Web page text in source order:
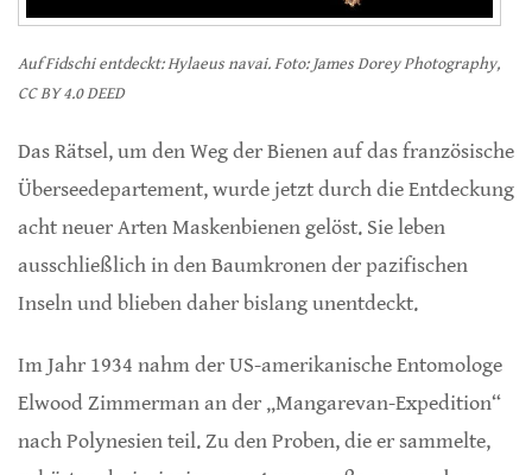
Auf Fidschi entdeckt: Hylaeus navai. Foto: James Dorey Photography,
CC BY 4.0 DEED
Das Rätsel, um den Weg der Bienen auf das französische
Überseedepartement, wurde jetzt durch die Entdeckung
acht neuer Arten Maskenbienen gelöst. Sie leben
ausschließlich in den Baumkronen der pazifischen
Inseln und blieben daher bislang unentdeckt.
Im Jahr 1934 nahm der US-amerikanische Entomologe
Elwood Zimmerman an der „Mangarevan-Expedition“
nach Polynesien teil. Zu den Proben, die er sammelte,